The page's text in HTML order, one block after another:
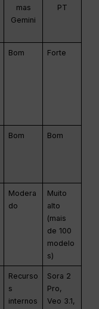
mas
Gemini
PT
Bom Forte
Bom Bom
Modera
do
Muito
alto
(mais
de 100
modelo
s)
Recurso
s
internos
Sora 2
Pro,
Veo 3.1,